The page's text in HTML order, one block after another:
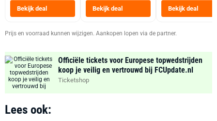
Bekijk deal Bekijk deal
Heteluchtfriteuse
Zwart
Bekijk deal
Prijs en voorraad kunnen wijzigen. Aankopen lopen via de partner.
Officiële tickets voor Europese topwedstrijden
koop je veilig en vertrouwd bij FCUpdate.nl
Ticketshop
Lees ook: